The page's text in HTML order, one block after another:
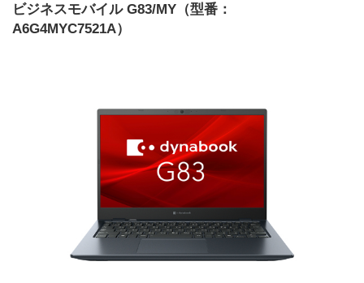
ビジネスモバイル G83/MY（型番：
A6G4MYC7521A）